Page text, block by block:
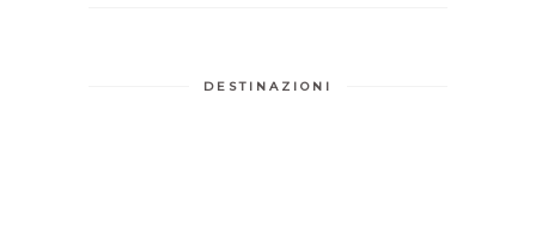
DESTINAZIONI